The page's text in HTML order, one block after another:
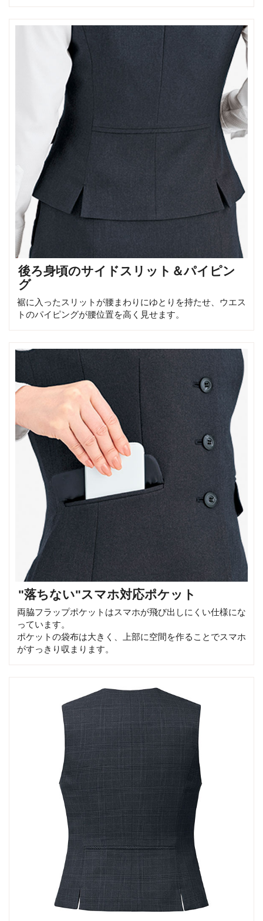
後ろ身頃のサイドスリット＆パイピン
グ
裾に入ったスリットが腰まわりにゆとりを持たせ、ウエス
トのパイピングが腰位置を高く見せます。
"落ちない"スマホ対応ポケット
両脇フラップポケットはスマホが飛び出しにくい仕様にな
っています。
ポケットの袋布は大きく、上部に空間を作ることでスマホ
がすっきり収まります。